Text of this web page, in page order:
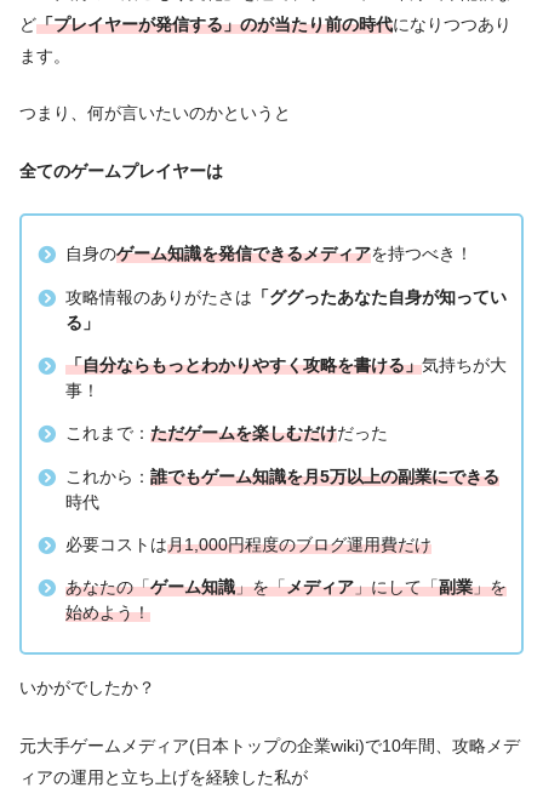
ど「プレイヤーが発信する」のが当たり前の時代になりつつあり
ます。
つまり、何が言いたいのかというと
全てのゲームプレイヤーは
自身のゲーム知識を発信できるメディアを持つべき！
攻略情報のありがたさは 「ググったあなた自身が知ってい
る」
「自分ならもっとわかりやすく攻略を書ける」気持ちが大
事！
これまで： ただゲームを楽しむだけだった
これから： 誰でもゲーム知識を月5万以上の副業にできる
時代
必要コストは月1,000円程度のブログ運用費だけ
あなたの「ゲーム知識」を「メディア」にして「副業」を
始めよう！
いかがでしたか？
元大手ゲームメディア(日本トップの企業wiki)で10年間、攻略メデ
ィアの運用と立ち上げを経験した私が